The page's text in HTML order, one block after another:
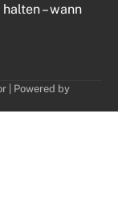
– wann
| Powered by